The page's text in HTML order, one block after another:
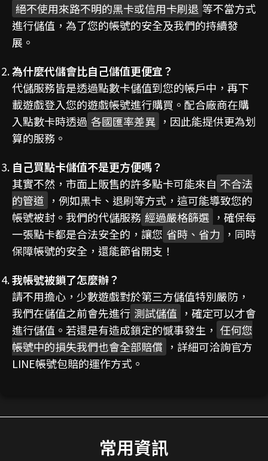
絕不使用來路不明的黑卡或信用卡刷退 等不當方式
進行儲值，為了您的帳號的安全及我們的持續發
展。
為什麼代儲會比自己儲值更便宜？
代儲服務皆是透過點數卡儲值到您的帳戶中，再下
載遊戲登入您的遊戲帳號進行購買。配合廠商在購
入點數卡時透過 各國匯率差異 ，因此能提供更為划
算的服務。
自己買點卡儲值不是更方便嗎？
其實不然，市面上販售的許多點卡可能來自 不合法
的管道 ，例如黑卡、退刷等方式，這可能導致您的
帳號被封。我們的代儲服務 經過嚴格篩選 ，確保每
一張點卡都是合法安全的，讓您 省時、省力 ，同時
保障帳號的安全，還能節省開支！
我帳號被鎖了怎麼辦？
請不用擔心，少數遊戲對於第三方儲值特別嚴防，
我們在儲值之前會先進行 測試儲值 ，確定可以才會
進行儲值。若還是有造成鎖定的憾事發生， 任何您
帳號中的損失我們也會全部賠償 ，詳細可洽詢官方
LINE帳號包賠的運作方式。
常用資訊